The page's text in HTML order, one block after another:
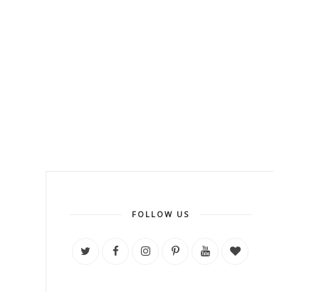
FOLLOW US